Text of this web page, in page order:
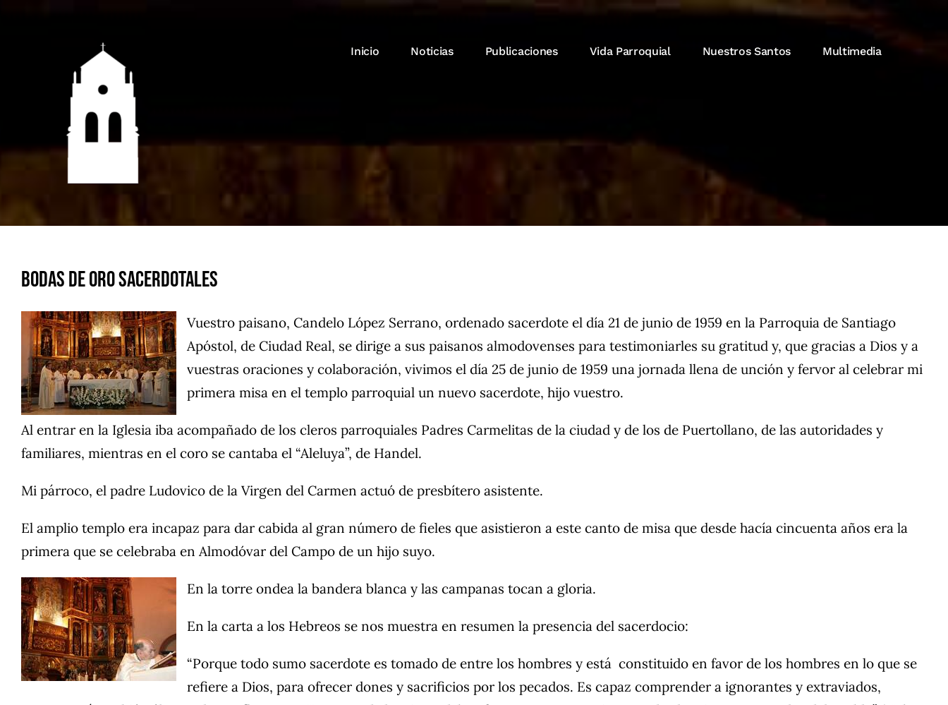
Inicio Noticias Publicaciones Vida Parroquial Nuestros Santos Multimedia
Bodas de oro sacerdotales
Vuestro paisano, Candelo López Serrano, ordenado sacerdote el día 21 de junio de 1959 en la Parroquia de Santiago
Apóstol, de Ciudad Real, se dirige a sus paisanos almodovenses para testimoniarles su gratitud y, que gracias a Dios y a
vuestras oraciones y colaboración, vivimos el día 25 de junio de 1959 una jornada llena de unción y fervor al celebrar mi
primera misa en el templo parroquial un nuevo sacerdote, hijo vuestro.
Al entrar en la Iglesia iba acompañado de los cleros parroquiales Padres Carmelitas de la ciudad y de los de Puertollano, de las autoridades y
familiares, mientras en el coro se cantaba el “Aleluya”, de Handel.
Mi párroco, el padre Ludovico de la Virgen del Carmen actuó de presbítero asistente.
El amplio templo era incapaz para dar cabida al gran número de fieles que asistieron a este canto de misa que desde hacía cincuenta años era la
primera que se celebraba en Almodóvar del Campo de un hijo suyo.
En la torre ondea la bandera blanca y las campanas tocan a gloria.
En la carta a los Hebreos se nos muestra en resumen la presencia del sacerdocio:
“Porque todo sumo sacerdote es tomado de entre los hombres y está constituido en favor de los hombres en lo que se
refiere a Dios, para ofrecer dones y sacrificios por los pecados. Es capaz comprender a ignorantes y extraviados,